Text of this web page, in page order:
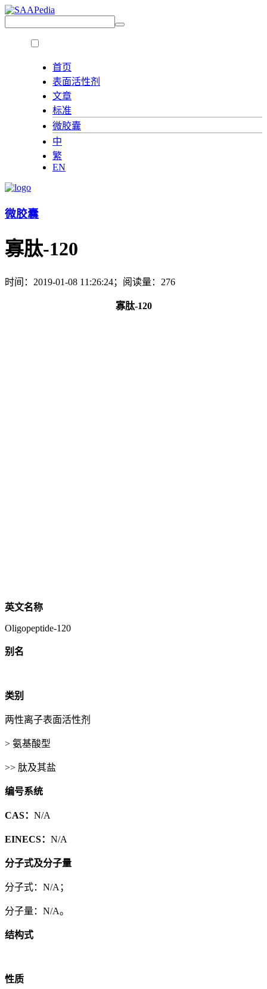
首页
表面活性剂
文章
标准
微胶囊
中
繁
EN
微胶囊
寡肽-120
时间：2019-01-08 11:26:24；阅读量：276
寡肽-120
英文名称
Oligopeptide-120
别名
类别
两性离子表面活性剂
> 氨基酸型
>> 肽及其盐
编号系统
CAS： N/A
EINECS： N/A
分子式及分子量
分子式：N/A；
分子量：N/A。
结构式
性质